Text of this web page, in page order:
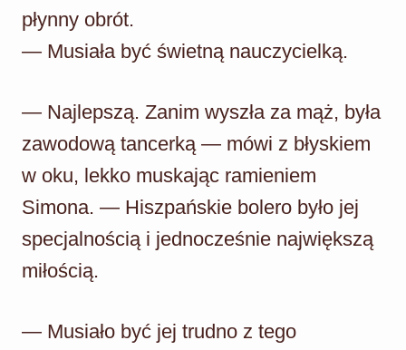
płynny obrót.
— Musiała być świetną nauczycielką.
— Najlepszą. Zanim wyszła za mąż, była
zawodową tancerką — mówi z błyskiem
w oku, lekko muskając ramieniem
Simona. — Hiszpańskie bolero było jej
specjalnością i jednocześnie największą
miłością.
— Musiało być jej trudno z tego